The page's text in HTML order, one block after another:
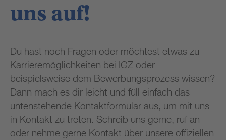
uns auf!
Du hast noch Fragen oder möchtest etwas zu
Karrieremöglichkeiten bei IGZ oder
beispielsweise dem Bewerbungsprozess wissen?
Dann mach es dir leicht und füll einfach das
untenstehende Kontaktformular aus, um mit uns
in Kontakt zu treten. Schreib uns gerne, ruf an
oder nehme gerne Kontakt über unsere offiziellen